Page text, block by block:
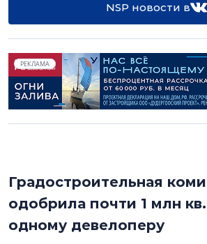
NSP новости в
РЕКЛАМА
Градостроительная
одобрила почти 1 млн
одному девелоперу